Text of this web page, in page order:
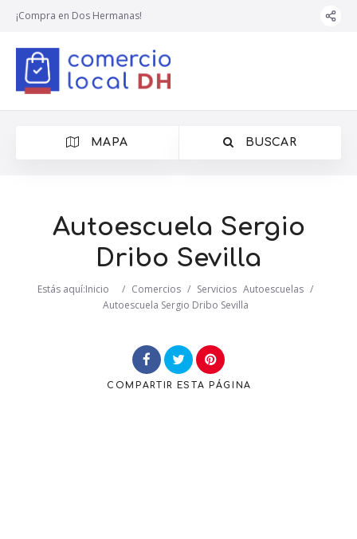
¡Compra en Dos Hermanas!
MAPA BUSCAR
Autoescuela Sergio
Dribo Sevilla
Estás aquí:Inicio / Comercios / Servicios Autoescuelas /
Autoescuela Sergio Dribo Sevilla
COMPARTIR ESTA PÁGINA